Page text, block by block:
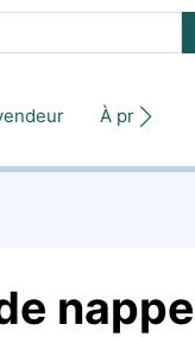
À propos